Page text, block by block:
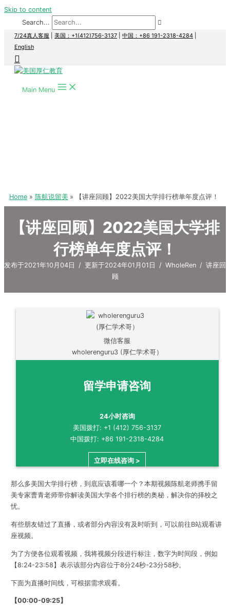
Skip to content
Search...
7/24真人客服 美国：+1(412)756-3137 中国：+86 191-2318-4284
English
Main Menu
Home 陈航说留美 【讲座回顾】2022美国大学排行榜单年度点评！
【讲座回顾】2022美国大学排
行榜单年度点评！
发布于2021年10月04日 / 更新于2024年01月01日 / WholeRen / 讲座回
顾
微信客服
wholerenguru3 (厚仁学术哥）
留学申请咨询
24小时咨询
美国拨打: +1 (412) 756-3137
中国拨打: +86 191-2318-4284
立即在线咨询 >
那么多美国大学排行榜，到底应该看哪一个？ 本期视频陈航老师携手留
美专家曹青老师带你解读美国大学各个排行榜的奥秘，解决你的择校之
忧。
有些朋友错过了直播，或者部分内容没有及时听到，可以前往B站观看讲
座视频。
为了方便各位观看视频，我将视频分段进行标注，数字为时间段，例如
【8:24-23:58】表示该部分内容位于8分24秒-23分58秒。
下面为直播时间线，可根据需求观看。
【00:00-09:25】